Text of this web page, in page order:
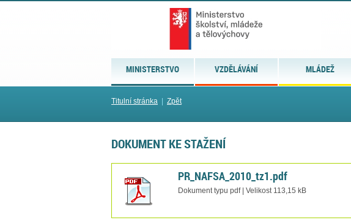
MINISTERSTVO VZDĚLÁVÁNÍ MLÁDEŽ
Titulní stránka Zpět
DOKUMENT KE STAŽENÍ
PR_NAFSA_2010_tz1.pdf
Dokument typu pdf | Velikost 113,15 kB